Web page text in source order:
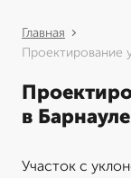
Главная
Проектирование
в
Участок с